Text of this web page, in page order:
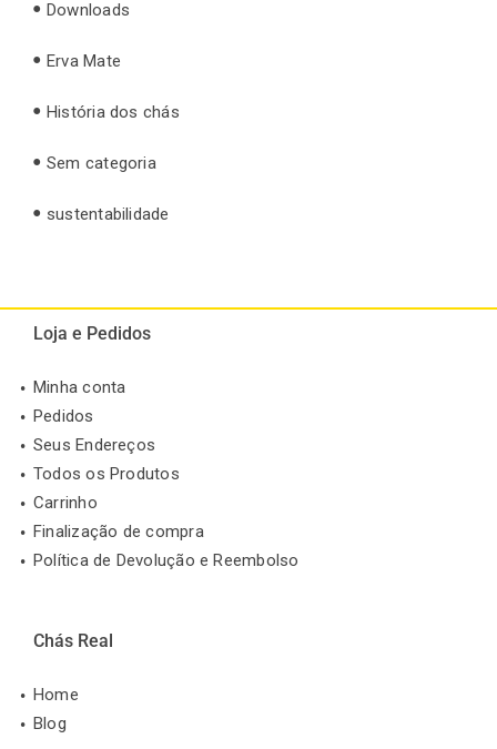
Downloads
Erva Mate
História dos chás
Sem categoria
sustentabilidade
Loja e Pedidos
Minha conta
Pedidos
Seus Endereços
Todos os Produtos
Carrinho
Finalização de compra
Política de Devolução e Reembolso
Chás Real
Home
Blog